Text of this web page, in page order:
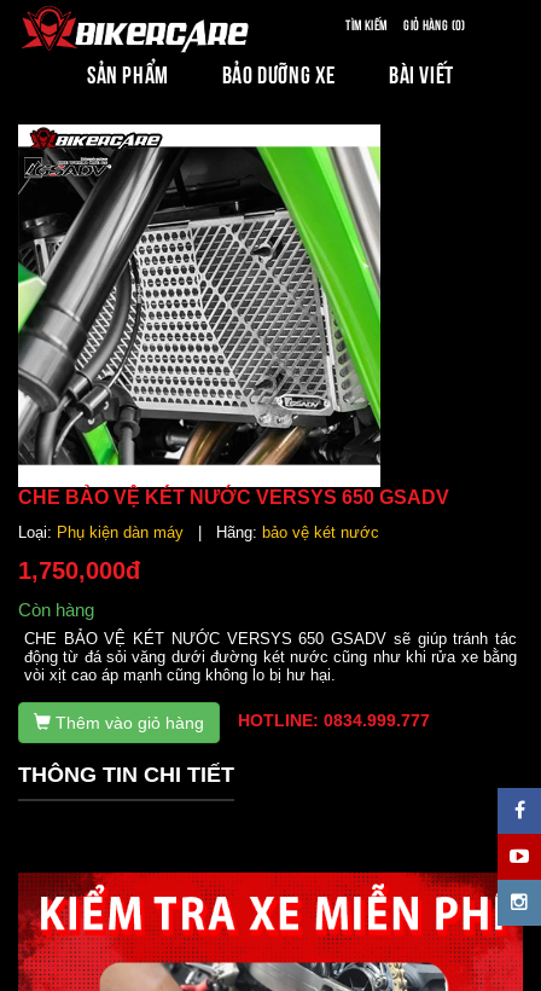
Tìm kiếm Giỏ hàng (0)
SẢN PHẨM BẢO DƯỠNG XE BÀI VIẾT
CHE BẢO VỆ KÉT NƯỚC VERSYS 650 GSADV
Loại: Phụ kiện dàn máy | Hãng: bảo vệ két nước
1,750,000đ
Còn hàng
CHE BẢO VỆ KÉT NƯỚC VERSYS 650 GSADV sẽ giúp tránh tác
động từ đá sỏi văng dưới đường két nước cũng như khi rửa xe bằng
vòi xịt cao áp mạnh cũng không lo bị hư hại.
Thêm vào giỏ hàng HOTLINE: 0834.999.777
THÔNG TIN CHI TIẾT